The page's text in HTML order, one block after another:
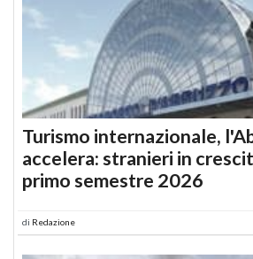
Turismo internazionale,
accelera: stranieri in
primo semestre 2026
di Redazione